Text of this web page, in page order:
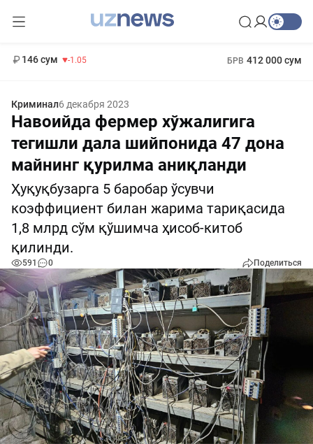
146 сум -1.05 БРВ 412 000 сум
Криминал6 декабря 2023
Навоийда фермер хўжалигига
тегишли дала шийпонида 47 дона
майнинг қурилма аниқланди
Ҳуқуқбузарга 5 баробар ўсувчи
коэффициент билан жарима тариқасида
1,8 млрд сўм қўшимча ҳисоб-китоб
қилинди.
591 0 Поделиться